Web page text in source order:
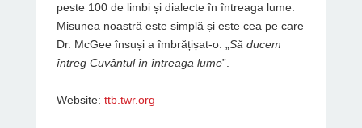
peste 100 de limbi și dialecte în întreaga lume.
Misunea noastră este simplă și este cea pe care
Dr. McGee însuși a îmbrățișat-o: „ Să ducem
întreg Cuvântul în întreaga lume”.
Website: ttb.twr.org